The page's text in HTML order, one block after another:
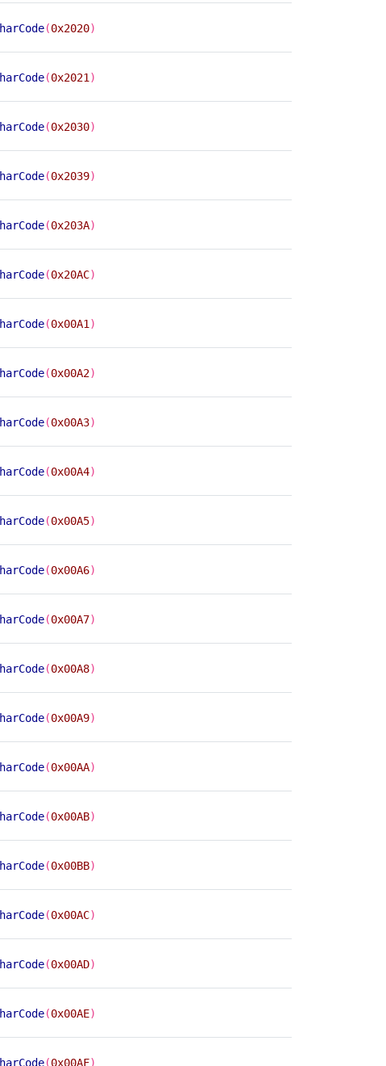
(0x2020)
(0x2021 )
(0x2030)
(0x2039)
(0x203A)
(0x20AC)
(0x00A1 )
(0x00A2)
(0x00A3)
(0x00A4)
(0x00A5)
(0x00A6)
(0x00A7)
(0x00A8)
(0x00A9)
(0x00AA)
(0x00AB)
(0x00BB)
(0x00AC)
(0x00AD)
(0x00AE)
(0x00AF)